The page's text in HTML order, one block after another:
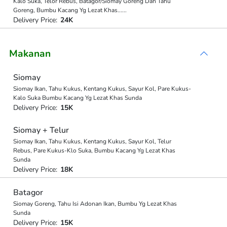
Goreng, Bumbu Kacang Yg Lezat Khas......
Delivery Price: 24K
Makanan
Siomay
Siomay Ikan, Tahu Kukus, Kentang Kukus, Sayur Kol, Pare Kukus-
Kalo Suka Bumbu Kacang Yg Lezat Khas Sunda
Delivery Price: 15K
Siomay + Telur
Siomay Ikan, Tahu Kukus, Kentang Kukus, Sayur Kol, Telur
Rebus, Pare Kukus-Klo Suka, Bumbu Kacang Yg Lezat Khas
Sunda
Delivery Price: 18K
Batagor
Siomay Goreng, Tahu Isi Adonan Ikan, Bumbu Yg Lezat Khas
Sunda
Delivery Price: 15K